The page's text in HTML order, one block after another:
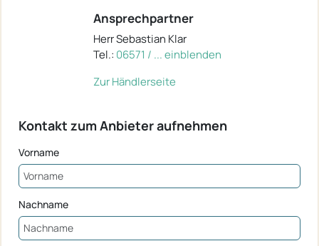
Ansprechpartner
Herr Sebastian Klar
Tel.: 06571 / ... einblenden
Zur Händlerseite
Kontakt zum Anbieter aufnehmen
Vorname
Nachname